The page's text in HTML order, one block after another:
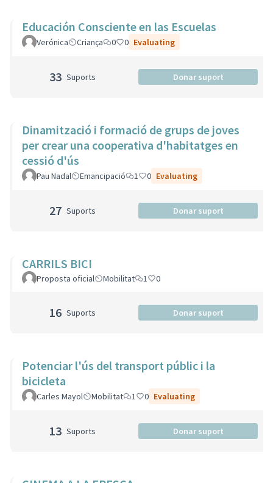
Educación Consciente en las Escuelas
Verónica Criança 0 0 Evaluating
33 Suports Donar suport
Dinamització i formació de grups de joves
per crear una cooperativa d'habitatges en
cessió d'ús
Pau Nadal Emancipació 1 0 Evaluating
27 Suports Donar suport
CARRILS BICI
Proposta oficial Mobilitat 1 0
16 Suports Donar suport
Potenciar l'ús del transport públic i la
bicicleta
Carles Mayol Mobilitat 1 0 Evaluating
13 Suports Donar suport